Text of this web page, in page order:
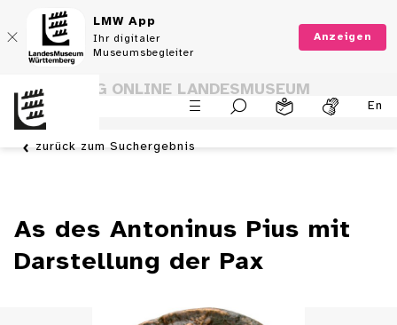
LMW App
Ihr digitaler
Museumsbegleiter
Anzeigen
En
SAMMLUNG ONLINE LANDESMUSEUM
WÜRTTEMBERG
zurück zum Suchergebnis
As des Antoninus Pius mit
Darstellung der Pax